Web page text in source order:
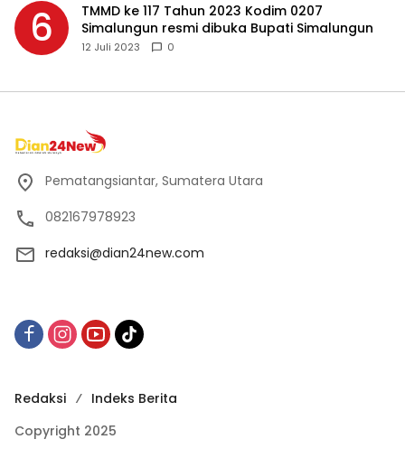
6
TMMD ke 117 Tahun 2023 Kodim 0207
Simalungun resmi dibuka Bupati Simalungun
12 Juli 2023 0
Pematangsiantar, Sumatera Utara
082167978923
redaksi@dian24new.com
Redaksi
Indeks Berita
Copyright 2025